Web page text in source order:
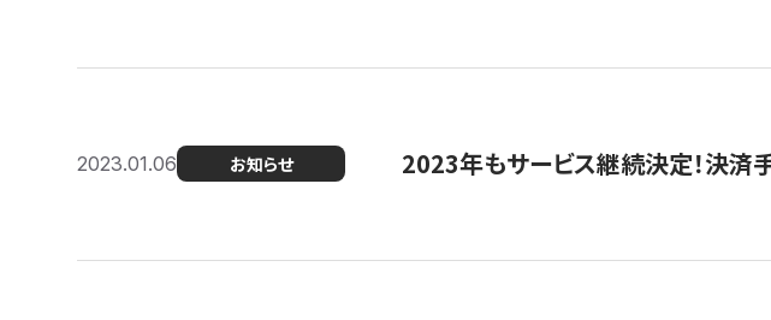
2023.01.06 お知らせ 2023年もサービス継続決定！決済